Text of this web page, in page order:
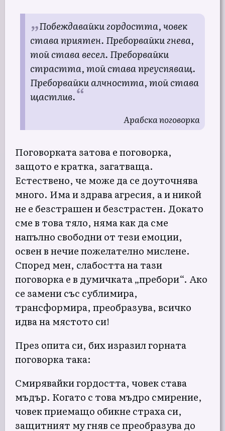
Побеждавайки гордостта, човек
става приятен. Преборвайки гнева,
той става весел. Преборвайки
страстта, той става преуспяващ.
Преборвайки алчността, той става
щастлив.
Арабска поговорка
Поговорката затова е поговорка,
защото е кратка, загатваща.
Естествено, че може да се доуточнява
много. Има и здрава агресия, а и никой
не е безстрашен и безстрастен. Докато
сме в това тяло, няма как да сме
напълно свободни от тези емоции,
освен в нечие пожелателно мислене.
Според мен, слабостта на тази
поговорка е в думичката „пребори“. Ако
се замени със сублимира,
трансформира, преобразува, всичко
идва на мястото си!
През опита си, бих изразил горната
поговорка така:
Смирявайки гордостта, човек става
мъдър. Когато с това мъдро смирение,
човек приемащо обикне страха си,
защитният му гняв се преобразува до